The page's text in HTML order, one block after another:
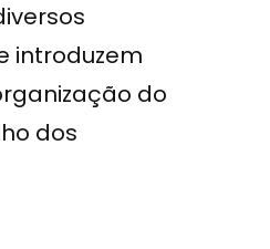
introduzem
do
dos